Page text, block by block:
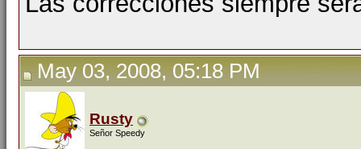
May 03, 2008, 05:18 PM
Rusty
Señor Speedy